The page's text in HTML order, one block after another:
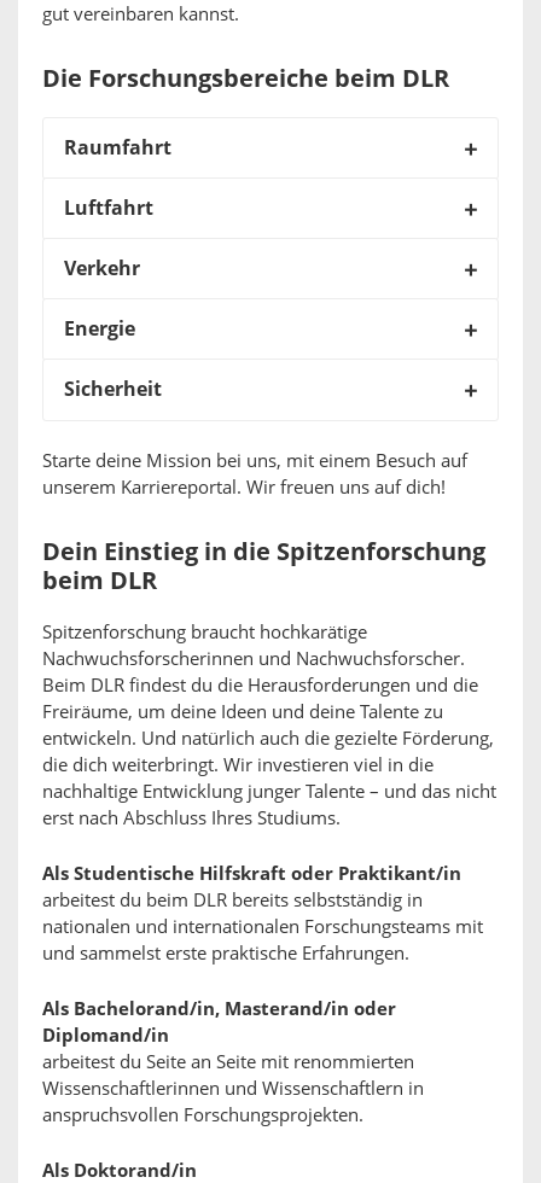
gut vereinbaren kannst.
Die Forschungsbereiche beim DLR
Raumfahrt
Luftfahrt
Verkehr
Energie
Sicherheit
Starte deine Mission bei uns, mit einem Besuch auf
unserem Karriereportal. Wir freuen uns auf dich!
Dein Einstieg in die Spitzenforschung
beim DLR
Spitzenforschung braucht hochkarätige
Nachwuchsforscherinnen und Nachwuchsforscher.
Beim DLR findest du die Herausforderungen und die
Freiräume, um deine Ideen und deine Talente zu
entwickeln. Und natürlich auch die gezielte Förderung,
die dich weiterbringt. Wir investieren viel in die
nachhaltige Entwicklung junger Talente – und das nicht
erst nach Abschluss Ihres Studiums.
Als Studentische Hilfskraft oder Praktikant/in
arbeitest du beim DLR bereits selbstständig in
nationalen und internationalen Forschungsteams mit
und sammelst erste praktische Erfahrungen.
Als Bachelorand/in, Masterand/in oder
Diplomand/in
arbeitest du Seite an Seite mit renommierten
Wissenschaftlerinnen und Wissenschaftlern in
anspruchsvollen Forschungsprojekten.
Als Doktorand/in